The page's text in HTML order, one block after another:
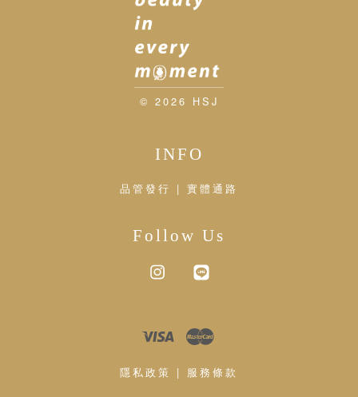
© 2026 HSJ
INFO
品管發行 | 實體通路
Follow Us
Instagram
Visa
隱私政策 | 服務條款